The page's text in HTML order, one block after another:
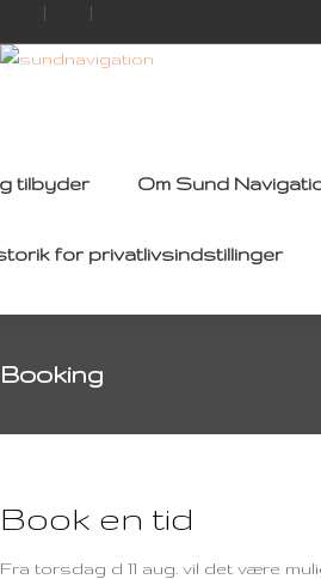
tilbyder Om Sund
for privatlivsindstillinger
Booking
Book en tid
Fra torsdag d 11 aug. vil det være